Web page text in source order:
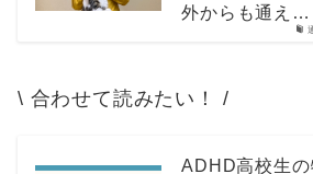
外からも通え…
\ 合わせて読みたい！ /
ADHD高校生の